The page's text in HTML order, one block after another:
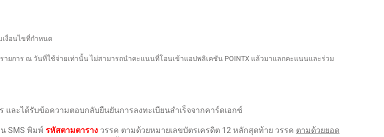
งื่อนไขที่กำหนด
ายการ ณ วันที่ใช้จ่ายเท่านั้น ไม่สามารถนำคะแนนที่โอนเข้าแอปพลิเคชัน POINTX แล้วมาแลกคะแนนและร่วม
ละได้รับข้อความตอบกลับยืนยันการลงทะเบียนสำเร็จจากคาร์ดเอกซ์
น SMS พิมพ์ รหัสตามตาราง วรรค ตามด้วยหมายเลขบัตรเครดิต 12 หลักสุดท้าย วรรค ตามด้วยยอด